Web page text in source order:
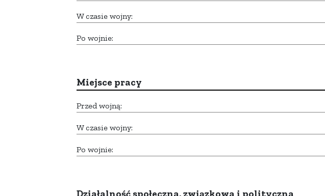
W czasie wojny:
Po wojnie:
Miejsce pracy
Przed wojną:
W czasie wojny:
Po wojnie: